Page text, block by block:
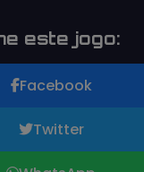
este jogo:
Facebook
Twitter